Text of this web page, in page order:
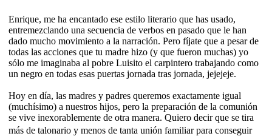
Enrique, me ha encantado ese estilo literario que has usado,
entremezclando una secuencia de verbos en pasado que le han
dado mucho movimiento a la narración. Pero fíjate que a pesar de
todas las acciones que tu madre hizo (y que fueron muchas) yo
sólo me imaginaba al pobre Luisito el carpintero trabajando como
un negro en todas esas puertas jornada tras jornada, jejejeje.
Hoy en día, las madres y padres queremos exactamente igual
(muchísimo) a nuestros hijos, pero la preparación de la comunión
se vive inexorablemente de otra manera. Quiero decir que se tira
más de talonario y menos de tanta unión familiar para conseguir